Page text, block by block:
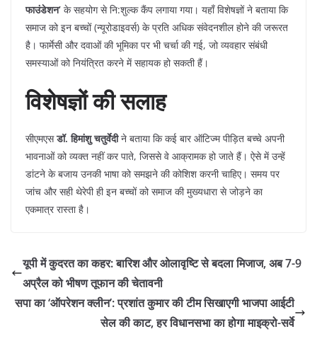
फाउंडेशन’ के सहयोग से नि:शुल्क कैंप लगाया गया। यहाँ विशेषज्ञों ने बताया कि
समाज को इन बच्चों (न्यूरोडाइवर्स) के प्रति अधिक संवेदनशील होने की जरूरत
है। फार्मेसी और दवाओं की भूमिका पर भी चर्चा की गई, जो व्यवहार संबंधी
समस्याओं को नियंत्रित करने में सहायक हो सकती हैं।
विशेषज्ञों की सलाह
​सीएमएसडॉ. हिमांशु चतुर्वेदीने बताया कि कई बार ऑटिज्म पीड़ित बच्चे अपनी
भावनाओं को व्यक्त नहीं कर पाते, जिससे वे आक्रामक हो जाते हैं। ऐसे में उन्हें
डांटने के बजाय उनकी भाषा को समझने की कोशिश करनी चाहिए। समय पर
जांच और सही थेरेपी ही इन बच्चों को समाज की मुख्यधारा से जोड़ने का
एकमात्र रास्ता है।
​यूपी में कुदरत का कहर: बारिश और ओलावृष्टि से बदला मिजाज, अब 7-9
अप्रैल को भीषण तूफान की चेतावनी
​सपा का ‘ऑपरेशन क्लीन’: प्रशांत कुमार की टीम सिखाएगी भाजपा आईटी
सेल की काट, हर विधानसभा का होगा माइक्रो-सर्वे